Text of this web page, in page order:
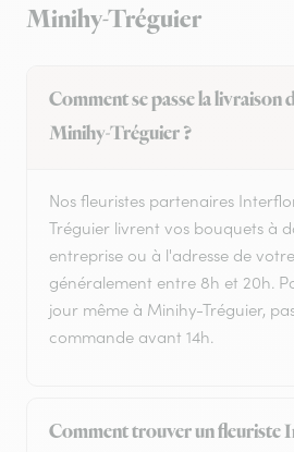
Minihy-Tréguier
Comment se passe la livraison
Minihy-Tréguier ?
Nos fleuristes partenaires
Tréguier livrent vos bouquets à
entreprise ou à l'adresse de
généralement entre 8h et 20h.
jour même à Minihy-Tréguier,
commande avant 14h.
Comment trouver un fleuriste